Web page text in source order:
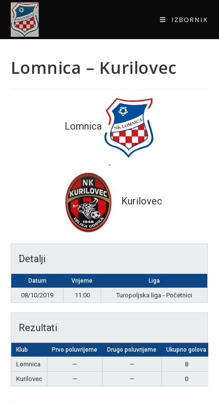
IZBORNIK
Lomnica – Kurilovec
Lomnica
-
Kurilovec
Detalji
Datum Vrijeme Liga
08/10/2019 11:00 Turopoljska liga - Početnici
Rezultati
Klub Prvo poluvrijeme Drugo poluvrijeme Ukupno golova
Lomnica — — 8
Kurilovec
— — 0